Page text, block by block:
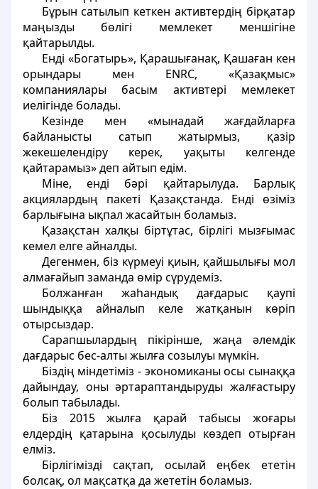
Бұрын сатылып кеткен активтердің бірқатар
маңызды бөлігі мемлекет меншігіне
қайтарылды.
Енді «Богатырь», Қарашығанақ, Қашаған кен
орындары мен ENRC, «Қазақмыс»
компаниялары басым активтері мемлекет
иелігінде болады.
Кезінде мен «мынадай жағдайларға
байланысты сатып жатырмыз, қазір
жекешелендіру керек, уақыты келгенде
қайтарамыз» деп айтып едім.
Міне, енді бәрі қайтарылуда. Барлық
акциялардың пакеті Қазақстанда. Енді өзіміз
барлығына ықпал жасайтын боламыз.
Қазақстан халқы біртұтас, бірлігі мызғымас
кемел елге айналды.
Дегенмен, біз күрмеуі қиын, қайшылығы мол
алмағайып заманда өмір сүрудеміз.
Болжанған жаһандық дағдарыс қаупі
шындыққа айналып келе жатқанын көріп
отырсыздар.
Сарапшылардың пікірінше, жаңа әлемдік
дағдарыс бес-алты жылға созылуы мүмкін.
Біздің міндетіміз - экономиканы осы сынаққа
дайындау, оны әртараптандыруды жалғастыру
болып табылады.
Біз 2015 жылға қарай табысы жоғары
елдердің қатарына қосылуды көздеп отырған
елміз.
Бірлігімізді сақтап, осылай еңбек ететін
болсақ, ол мақсатқа да жететін боламыз.